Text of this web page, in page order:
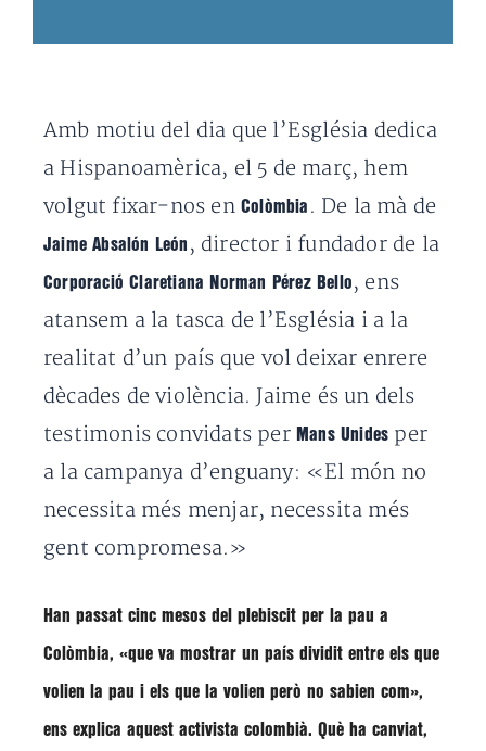
Amb motiu del dia que l’Església dedica
a Hispanoamèrica, el 5 de març, hem
volgut fixar-nos en Colòmbia . De la mà de
Jaime Absalón León , director i fundador de la
Corporació Claretiana Norman Pérez Bello , ens
atansem a la tasca de l’Església i a la
realitat d’un país que vol deixar enrere
dècades de violència. Jaime és un dels
testimonis convidats per Mans Unides per
a la campanya d’enguany: «El món no
necessita més menjar, necessita més
gent compromesa.»
Han passat cinc mesos del plebiscit per la pau a
Colòmbia, «que va mostrar un país dividit entre els que
volien la pau i els que la volien però no sabien com»,
ens explica aquest activista colombià. Què ha canviat,